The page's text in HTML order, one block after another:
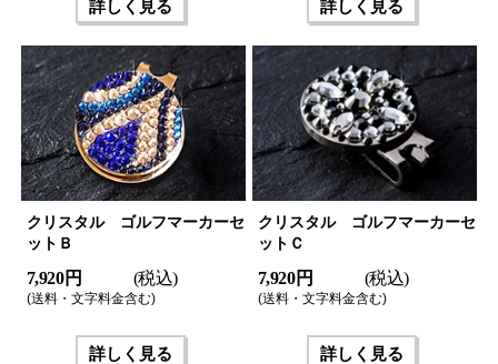
詳しく見る 詳しく見る
クリスタル ゴルフマーカーセ
ットＢ
7,920 円 (税込)
(送料・文字料金含む)
詳しく見る
クリスタル ゴルフマーカーセ
ットＣ
7,920 円 (税込)
(送料・文字料金含む)
詳しく見る